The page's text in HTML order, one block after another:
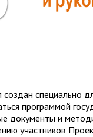
создан специально
программой
документы и
участников